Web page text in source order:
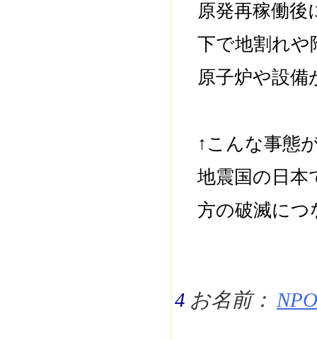
原発再稼働後
下で地割れや
原子炉や設
↑こんな事態
地震国の日本
方の破滅につ
4 お名前：